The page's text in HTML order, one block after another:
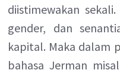
diistimewakan
gender, dan
kapital. Maka dalam
bahasa Jerman